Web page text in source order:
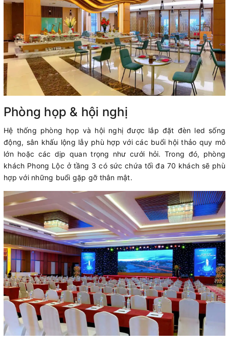
Phòng họp & hội nghị
Hệ thống phòng họp và hội nghị được lắp đặt đèn led sống
động, sân khấu lộng lẫy phù hợp với các buổi hội thảo quy mô
lớn hoặc các dịp quan trọng như cưới hỏi. Trong đó, phòng
khách Phong Lộc ở tầng 3 có sức chứa tối đa 70 khách sẽ phù
hợp với những buổi gặp gỡ thân mật.